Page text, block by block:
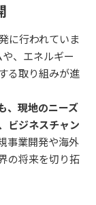
に行われていま
、エネルギー
る取り組みが進
、現地のニーズ
ビジネスチャン
事業開発や海外
の将来を切り拓